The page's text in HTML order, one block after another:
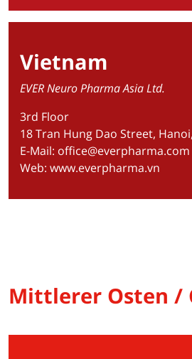
Vietnam
EVER Neuro Pharma Asia Ltd.
3rd Floor
18 Tran Hung Dao Street,
E-Mail: office@everpharma.com
Web: www.everpharma.vn
Mittlerer Osten /